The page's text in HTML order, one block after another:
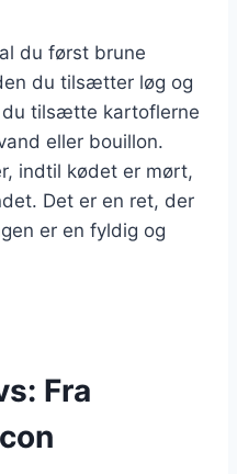
du først brune
du tilsætter løg og
du tilsætte kartoflerne
eller bouillon.
indtil kødet er mørt,
Det er en ret, der
er en fyldig og
Fra